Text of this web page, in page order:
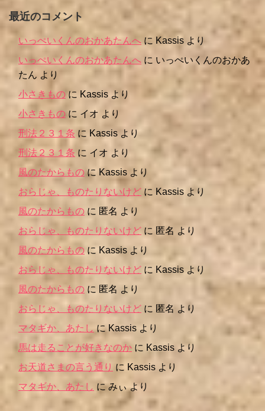
最近のコメント
いっぺいくんのおかあたんへ に Kassis より
いっぺいくんのおかあたんへ に いっぺいくんのおかあ
たん より
小さきもの に Kassis より
小さきもの に イオ より
刑法２３１条 に Kassis より
刑法２３１条 に イオ より
風のたからものに Kassis より
おらじゃ、ものたりないけど に Kassis より
風のたからもの に 匿名 より
おらじゃ、ものたりないけど に 匿名 より
風のたからもの に Kassis より
おらじゃ、ものたりないけど に Kassis より
風のたからもの に 匿名 より
おらじゃ、ものたりないけど に 匿名 より
マタギか、あたし に Kassis より
馬は走ることが好きなのか に Kassis より
お天道さまの言う通り に Kassis より
マタギか、あたし にみぃ より